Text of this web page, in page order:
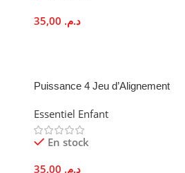
د.م.
Puissance 4 Jeu d’Alignement
Essentiel Enfant
En stock
د.م.